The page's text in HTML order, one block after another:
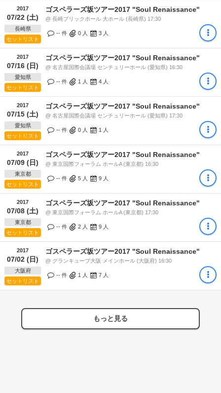
2017
07/22 (土)
長崎県
セットリスト
ゴスペラーズ坂ツアー2017 "Soul Renaissance"
@ 長崎ブリックホール 大ホール (長崎県) 17:30
-- 件 0 人 3 人
2017
07/16 (日)
愛知県
セットリスト
ゴスペラーズ坂ツアー2017 "Soul Renaissance"
@ 名古屋国際会議場 センチュリーホール (愛知県) 16:30
-- 件 1 人 4 人
2017
07/15 (土)
愛知県
セットリスト
ゴスペラーズ坂ツアー2017 "Soul Renaissance"
@ 名古屋国際会議場 センチュリーホール (愛知県) 17:30
-- 件 0 人 1 人
2017
07/09 (日)
東京都
セットリスト
ゴスペラーズ坂ツアー2017 "Soul Renaissance"
@ 東京国際フォーラム ホールA (東京都) 16:30
-- 件 5 人 9 人
2017
07/08 (土)
東京都
セットリスト
ゴスペラーズ坂ツアー2017 "Soul Renaissance"
@ 東京国際フォーラム ホールA (東京都) 17:30
-- 件 2 人 9 人
2017
07/02 (日)
大阪府
セットリスト
ゴスペラーズ坂ツアー2017 "Soul Renaissance"
@ グランキューブ大阪 メインホール (大阪府) 16:30
-- 件 1 人 7 人
もっと見る